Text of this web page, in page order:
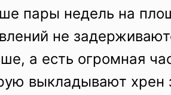
пары недель на
не
а есть огромная
выкладывают хрен